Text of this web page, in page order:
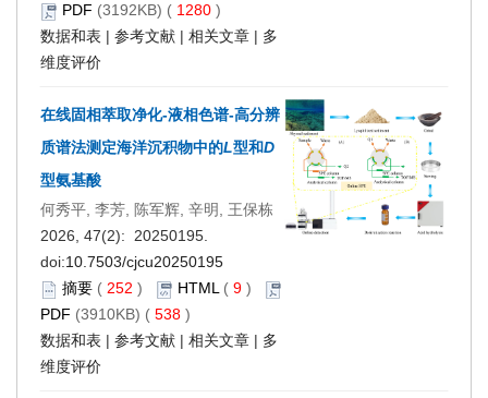
PDF (3192KB) ( 1280 )
数据和表 | 参考文献 | 相关文章 | 多
维度评价
在线固相萃取净化-液相色谱-高分辨
质谱法测定海洋沉积物中的L型和D
型氨基酸
何秀平, 李芳, 陈军辉, 辛明, 王保栋
2026, 47(2): 20250195.
doi:10.7503/cjcu20250195
摘要 ( 252 ) HTML( 9 )
PDF (3910KB) ( 538 )
数据和表 | 参考文献 | 相关文章 | 多
维度评价